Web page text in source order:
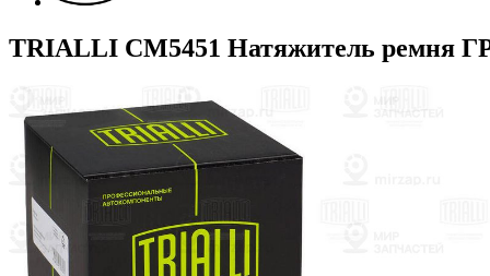
TRIALLI CM5451 Натяжитель ремня